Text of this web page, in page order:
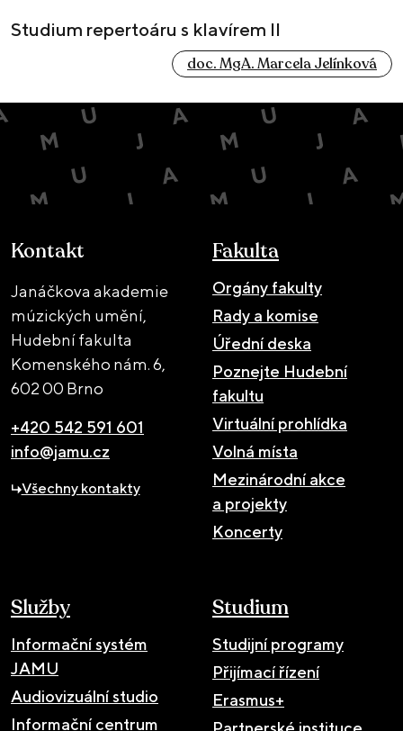
Studium repertoáru s klavírem II
doc. MgA. Marcela Jelínková
Kontakt
Janáčkova akademie
múzických umění,
Hudební fakulta
Komenského nám. 6,
602 00 Brno
+420 542 591 601
info@jamu.cz
Všechny kontakty
Fakulta
Orgány fakulty
Rady a komise
Úřední deska
Poznejte Hudební
fakultu
Virtuální prohlídka
Volná místa
Mezinárodní akce
a projekty
Koncerty
Služby
Informační systém
JAMU
Audiovizuální studio
Informační centrum
Studium
Studijní programy
Přijímací řízení
Erasmus+